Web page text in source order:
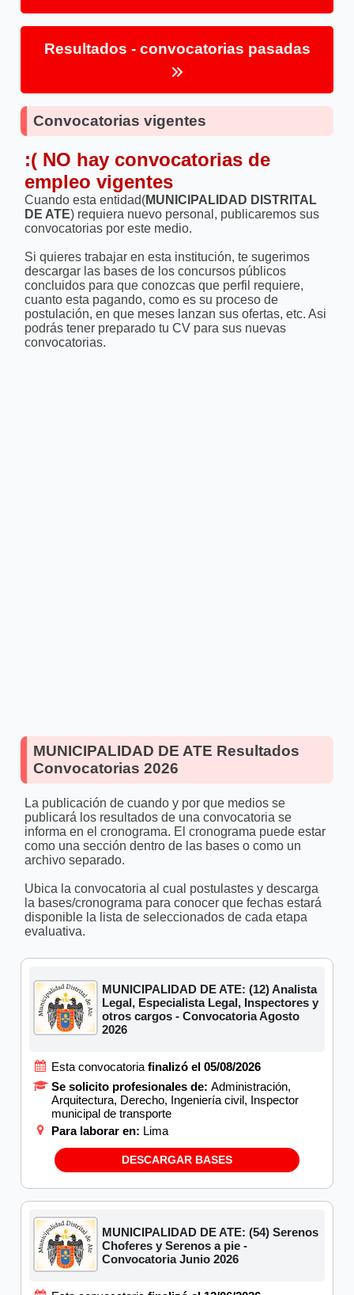
Resultados - convocatorias pasadas
Convocatorias vigentes
:( NO hay convocatorias de
empleo vigentes
Cuando esta entidad(MUNICIPALIDAD DISTRITAL
DE ATE) requiera nuevo personal, publicaremos sus
convocatorias por este medio.
Si quieres trabajar en esta institución, te sugerimos
descargar las bases de los concursos públicos
concluidos para que conozcas que perfil requiere,
cuanto esta pagando, como es su proceso de
postulación, en que meses lanzan sus ofertas, etc. Asi
podrás tener preparado tu CV para sus nuevas
convocatorias.
MUNICIPALIDAD DE ATE Resultados
Convocatorias 2026
La publicación de cuando y por que medios se
publicará los resultados de una convocatoria se
informa en el cronograma. El cronograma puede estar
como una sección dentro de las bases o como un
archivo separado.
Ubica la convocatoria al cual postulastes y descarga
la bases/cronograma para conocer que fechas estará
disponible la lista de seleccionados de cada etapa
evaluativa.
MUNICIPALIDAD DE ATE: (12) Analista
Legal, Especialista Legal, Inspectores y
otros cargos - Convocatoria Agosto
2026
Esta convocatoria finalizó el 05/08/2026
Se solicito profesionales de: Administración,
Arquitectura, Derecho, Ingeniería civil, Inspector
municipal de transporte
Para laborar en: Lima
DESCARGAR BASES
MUNICIPALIDAD DE ATE: (54) Serenos
Choferes y Serenos a pie -
Convocatoria Junio 2026